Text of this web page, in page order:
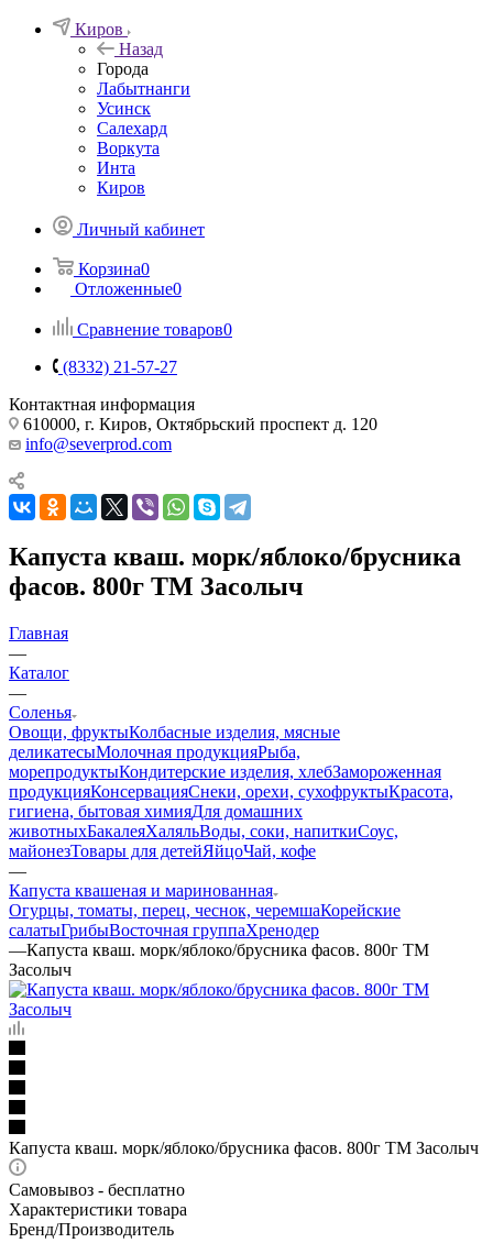
Киров
Назад
Города
Лабытнанги
Усинск
Салехард
Воркута
Инта
Киров
Личный кабинет
Корзина0
Отложенные0
Сравнение товаров0
(8332) 21-57-27
Контактная информация
610000, г. Киров, Октябрьский проспект д. 120
info@severprod.com
Капуста кваш. морк/яблоко/брусника
фасов. 800г ТМ Засолыч
Главная
—
Каталог
—
Соленья
Овощи, фруктыКолбасные изделия, мясные
деликатесыМолочная продукцияРыба,
морепродуктыКондитерские изделия, хлебЗамороженная
продукцияКонсервацияСнеки, орехи, сухофруктыКрасота,
гигиена, бытовая химияДля домашних
животныхБакалеяХаляльВоды, соки, напиткиСоус,
майонезТовары для детейЯйцоЧай, кофе
—
Капуста квашеная и маринованная
Огурцы, томаты, перец, чеснок, черемшаКорейские
салатыГрибыВосточная группаХренодер
—Капуста кваш. морк/яблоко/брусника фасов. 800г ТМ
Засолыч
Капуста кваш. морк/яблоко/брусника фасов. 800г ТМ Засолыч
Самовывоз - бесплатно
Характеристики товара
Бренд/Производитель